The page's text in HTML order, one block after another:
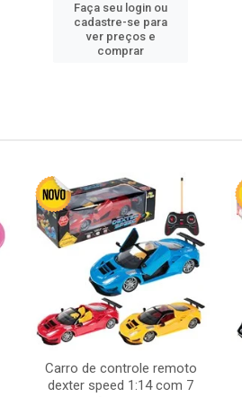
Faça seu login ou
cadastre-se para
ver preços e
comprar
Carro de controle remoto
dexter speed 1:14 com 7